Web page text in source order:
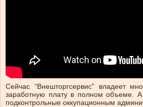
Сейчас “Внешторгсервис” владеет
заработную плату в полном объеме. А
подконтрольные оккупационным